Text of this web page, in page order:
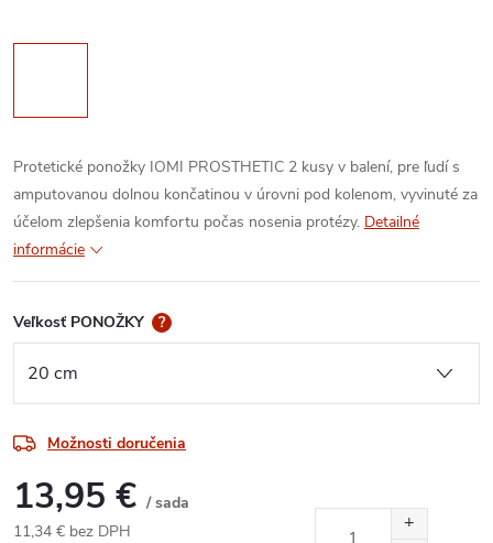
Protetické ponožky IOMI PROSTHETIC 2 kusy v balení, pre ľudí s
amputovanou dolnou končatinou v úrovni pod kolenom, vyvinuté za
účelom zlepšenia komfortu počas nosenia protézy. Detailné
informácie
Veľkosť PONOŽKY ?
Možnosti doručenia
13,95 € / sada
11,34 € bez DPH